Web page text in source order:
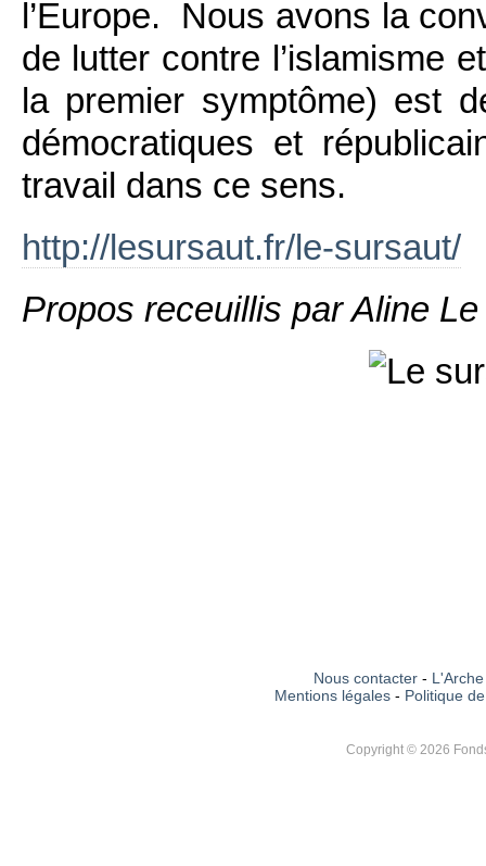
l’Europe. Nous avons la
de lutter contre l’islamisme
la premier symptôme) est
démocratiques et
travail dans ce sens.
http://lesursaut.fr/le-sursaut/
Propos receuillis par Aline
Nous contacter-
Mentions légales - Politique
Copyright © 2026